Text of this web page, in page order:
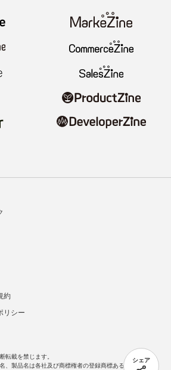
シェア
約
リシー
転載を禁じます。
、製品名は各社及び商標権者の登録商標あるいは商標で